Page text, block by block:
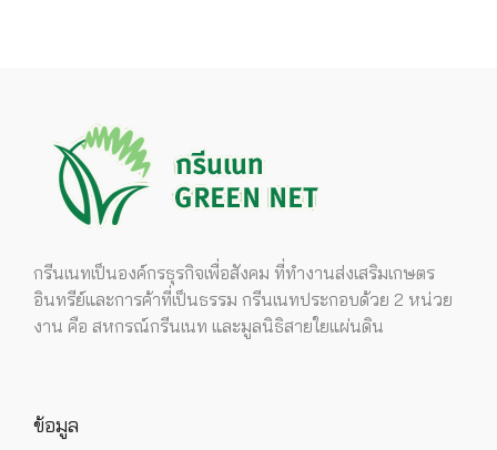
กรีนเนทเป็นองค์กรธุรกิจเพื่อสังคม ที่ทำงานส่งเสริมเกษตร
อินทรีย์และการค้าที่เป็นธรรม กรีนเนทประกอบด้วย 2 หน่วย
งาน คือ สหกรณ์กรีนเนท และมูลนิธิสายใยแผ่นดิน
ข้อมูล